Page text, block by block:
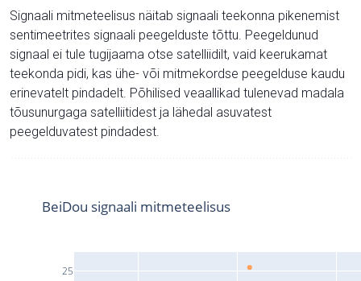
Signaali mitmeteelisus näitab signaali teekonna pikenemist
sentimeetrites signaali peegelduste tõttu. Peegeldunud
signaal ei tule tugijaama otse satelliidilt, vaid keerukamat
teekonda pidi, kas ühe- või mitmekordse peegelduse kaudu
erinevatelt pindadelt. Põhilised veaallikad tulenevad madala
tõusunurgaga satelliitidest ja lähedal asuvatest
peegelduvatest pindadest.
25
BeiDou signaali mitmeteelisus